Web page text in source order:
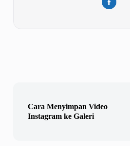
Cara Menyimpan Video
Instagram ke Galeri